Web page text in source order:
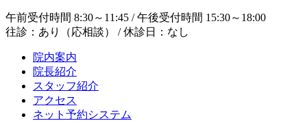
午前受付時間 8:30～11:45 / 午後受付時間 15:30～18:00
往診：あり（応相談） / 休診日：なし
院内案内
院長紹介
スタッフ紹介
アクセス
ネット予約システム